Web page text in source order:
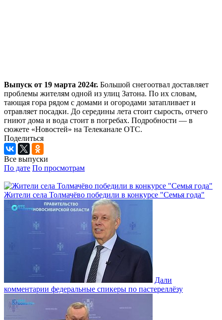
Выпуск от 19 марта 2024г. Большой снегоотвал доставляет
проблемы жителям одной из улиц Затона. По их словам,
тающая гора рядом с домами и огородами затапливает и
отравляет посадки. До середины лета стоит сырость, отчего
гниют дома и вода стоит в погребах. Подробности — в
сюжете «Новостей» на Телеканале ОТС.
Поделиться
Все выпуски
По дате По просмотрам
Жители села Толмачёво победили в конкурсе "Семья года"
Дали
комментарии федеральные спикеры по пастереллёзу